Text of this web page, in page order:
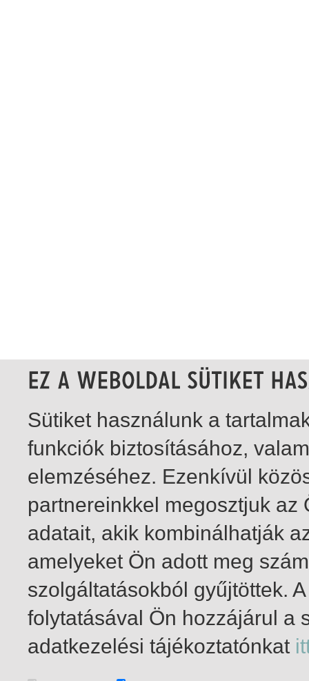
1-8 / total 8 hit
Sütiket használunk a
funkciók biztosításához,
elemzéséhez. Ezenkívül
partnereinkkel megosztjuk
adatait, akik kombinálhatják
amelyeket Ön adott meg
szolgáltatásokból gyűjtöttek.
folytatásával Ön hozzájárul a
adatkezelési tájékoztatónkat